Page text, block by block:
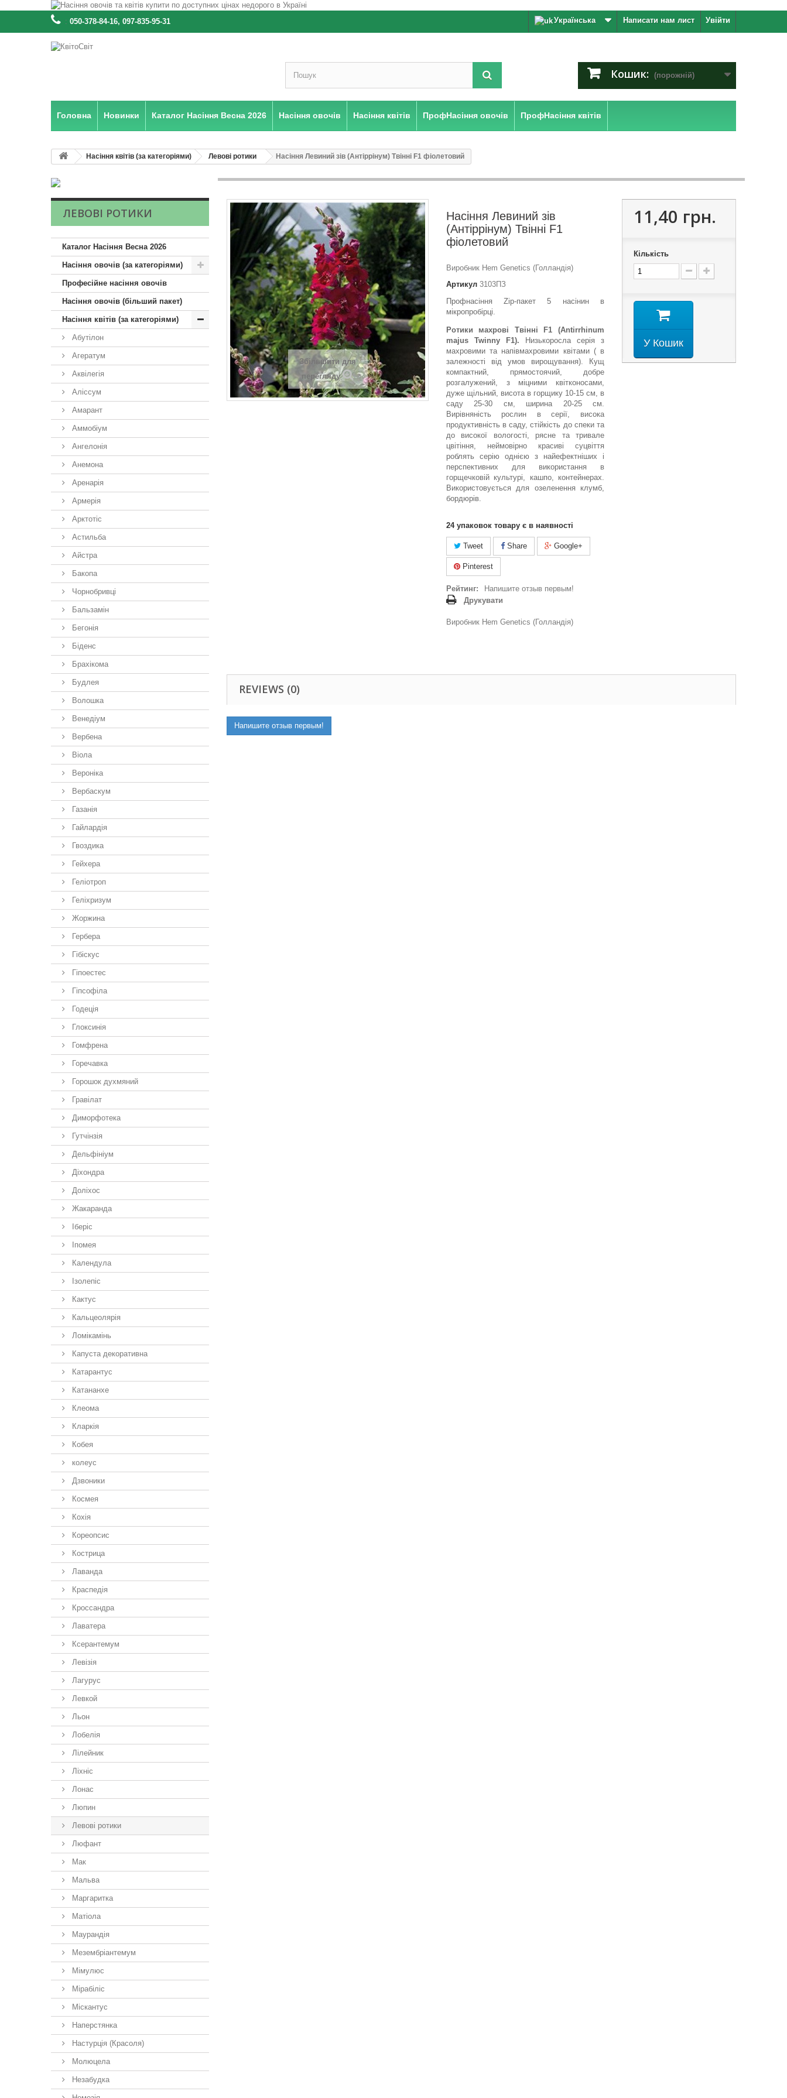
Увійти
Написати нам лист
: 050-378-84-16, 097-835-95-31 Українська
Кошик: (порожній)
Головна Новинки Каталог Насіння Весна 2026 Насіння овочів Насіння квітів ПрофНасіння овочів ПрофНасіння квітів
Насіння квітів (за категоріями) Левові ротики Насіння Левиний зів (Антіррінум) Твінні F1 фіолетовий
ЛЕВОВІ РОТИКИ
Каталог Насіння Весна 2026
Насіння овочів (за категоріями)
Професійне насіння овочів
Насіння овочів (більший пакет)
Насіння квітів (за категоріями)
Абутілон
Агератум
Аквілегія
Аліссум
Амарант
Аммобіум
Ангелонія
Анемона
Аренарія
Армерія
Арктотiс
Астильба
Айстра
Бакопа
Чорнобривці
Бальзамін
Бегонія
Біденс
Брахікома
Будлея
Волошка
Венедіум
Вербена
Віола
Вероніка
Вербаскум
Газанія
Гайлардія
Гвоздика
Гейхера
Геліотроп
Геліхризум
Жоржина
Гербера
Гібіскус
Гіпоестес
Гіпсофіла
Годеція
Глоксинія
Гомфрена
Горечавка
Горошок духмяний
Гравілат
Диморфотека
Гутчінзія
Дельфініум
Діхондра
Доліхос
Жакаранда
Іберiс
Іпомея
Календула
Ізолепіс
Кактус
Кальцеолярія
Ломікамінь
Капуста декоративна
Катарантус
Катананхе
Клеома
Кларкія
Кобея
колеус
Дзвоники
Космея
Кохія
Кореопсис
Кострица
Лаванда
Краспедія
Кроссандра
Лаватера
Ксерантемум
Левізія
Лагурус
Левкой
Льон
Лобелія
Лілейник
Ліхніс
Лонас
Люпин
Левові ротики
Люфант
Мак
Мальва
Маргаритка
Матіола
Маурандія
Мезембріантемум
Мімулюс
Мірабіліс
Міскантус
Наперстянка
Настурція (Красоля)
Молюцела
Незабудка
Збільшити для
перегляду
Насіння Левиний зів
(Антіррінум) Твінні F1
фіолетовий
Виробник Hem Genetics (Голландія)
Артикул 3103ПЗ
Профнасіння Zip-пакет 5 насінин в
мікропробірці.
Ротики махрові Твінні F1 (Antirrhinum
majus Twinny F1). Низькоросла серія з
махровими та напівмахровими квітами ( в
залежності від умов вирощування). Кущ
компактний, прямостоячий, добре
розгалужений, з міцними квітконосами,
дуже щільний, висота в горщику 10-15 см, в
саду 25-30 см, ширина 20-25 см.
Вирівняність рослин в серії, висока
продуктивність в саду, стійкість до спеки та
до високої вологості, рясне та тривале
цвітіння, неймовірно красиві суцвіття
роблять серію однією з найефектніших і
перспективних для використання в
горщечковій культурі, кашпо, контейнерах.
Використовується для озеленення клумб,
бордюрів.
24 упаковок товару є в наявності
Tweet Share Google+
Pinterest
Рейтинг:
Напишите отзыв первым!
Друкувати
Виробник Hem Genetics (Голландія)
11,40 грн.
Кількість
У Кошик
REVIEWS (0)
Напишите отзыв первым!